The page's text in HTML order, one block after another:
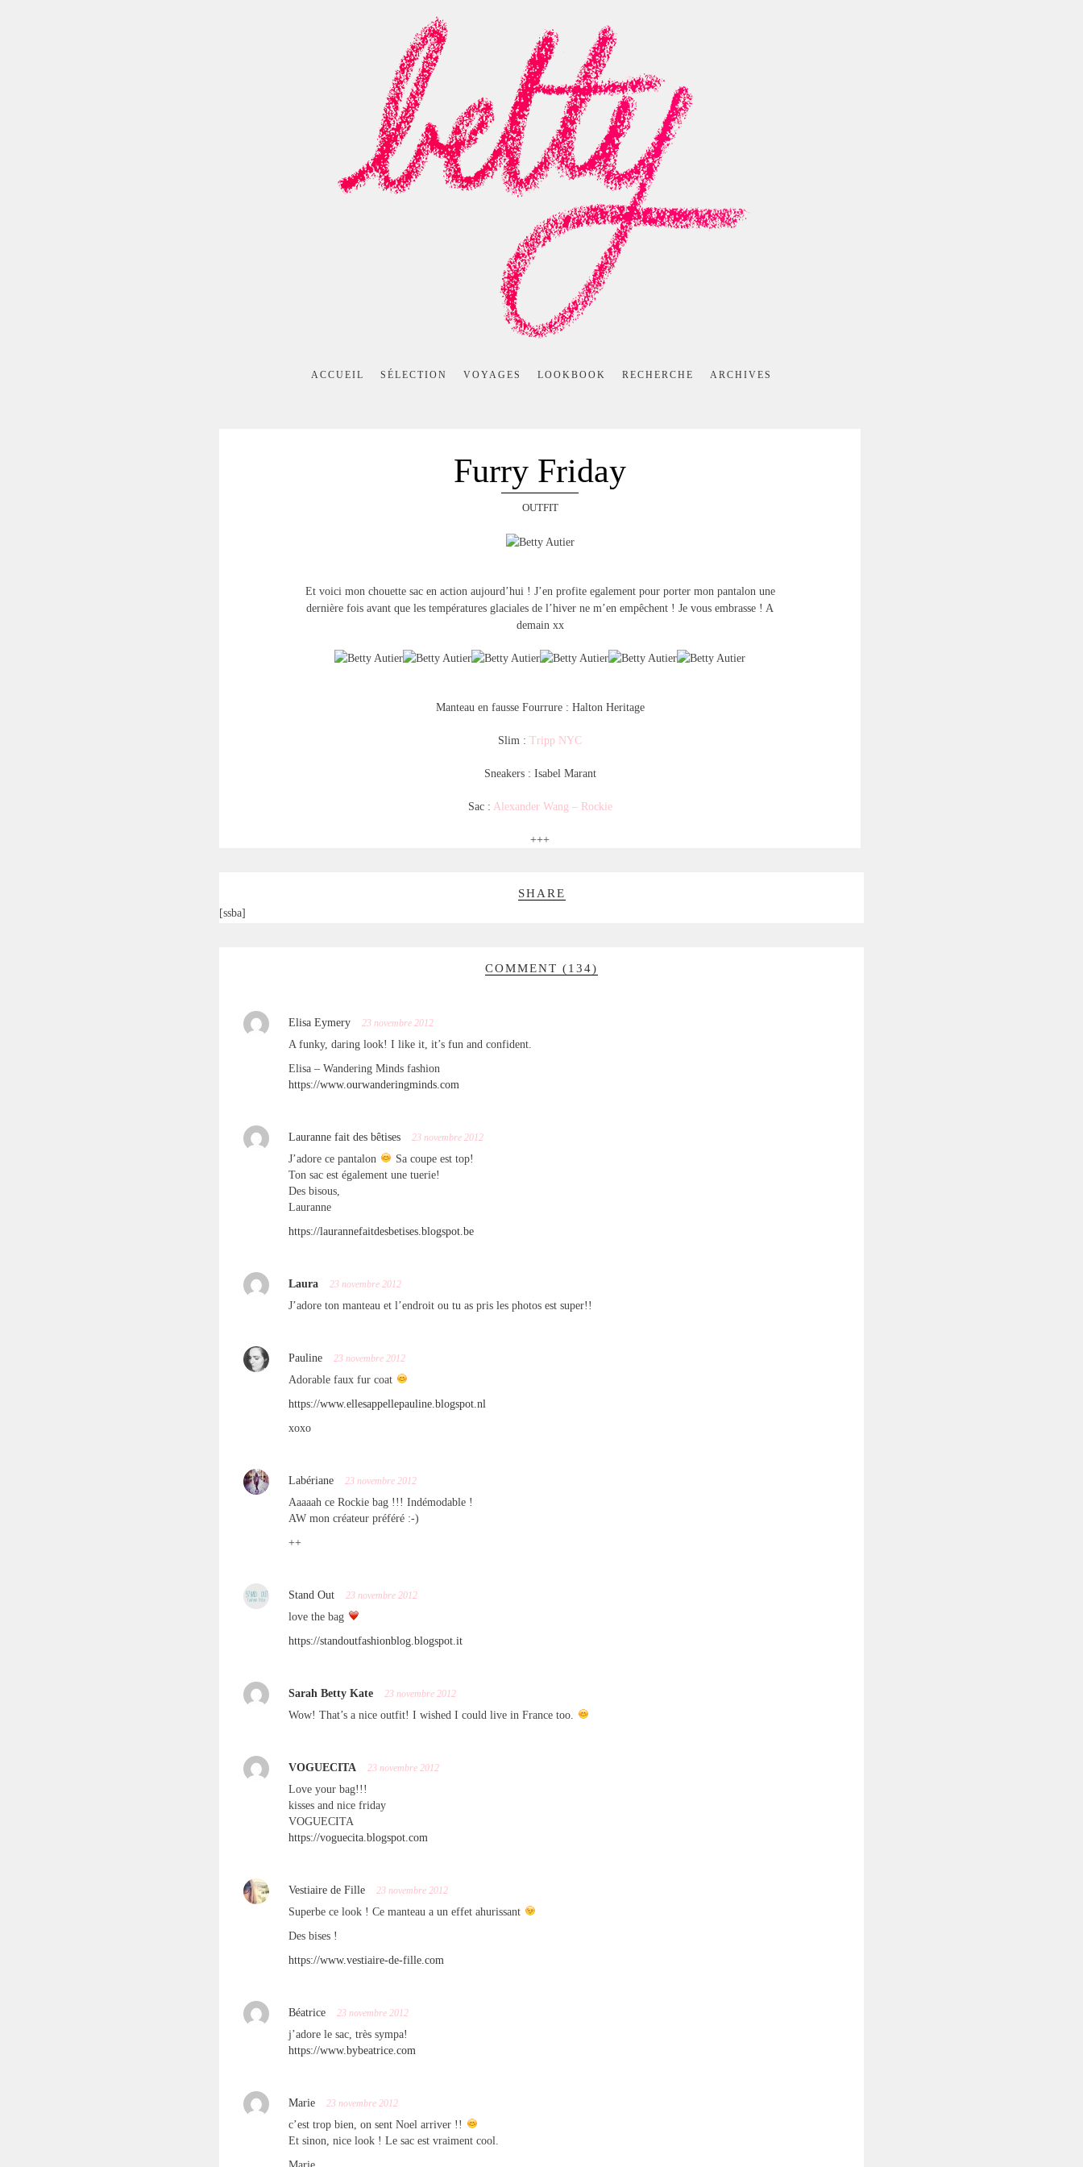
ACCUEIL SÉLECTION VOYAGES LOOKBOOK RECHERCHE ARCHIVES
Furry Friday
OUTFIT
Et voici mon chouette sac en action aujourd’hui ! J’en profite egalement pour porter mon pantalon une
dernière fois avant que les températures glaciales de l’hiver ne m’en empêchent ! Je vous embrasse ! A
demain xx
Manteau en fausse Fourrure : Halton Heritage
Slim : Tripp NYC
Sneakers : Isabel Marant
Sac : Alexander Wang – Rockie
+++
SHARE
[ssba]
COMMENT (134)
Elisa Eymery 23 novembre 2012
A funky, daring look! I like it, it’s fun and confident.
Elisa – Wandering Minds fashion
https://www.ourwanderingminds.com
Lauranne fait des bêtises 23 novembre 2012
J’adore ce pantalon
Sa coupe est top!
Ton sac est également une tuerie!
Des bisous,
Lauranne
https://laurannefaitdesbetises.blogspot.be
Laura 23 novembre 2012
J’adore ton manteau et l’endroit ou tu as pris les photos est super!!
Pauline 23 novembre 2012
Adorable faux fur coat
https://www.ellesappellepauline.blogspot.nl
xoxo
Labériane 23 novembre 2012
Aaaaah ce Rockie bag !!! Indémodable !
AW mon créateur préféré :-)
++
Stand Out 23 novembre 2012
love the bag
https://standoutfashionblog.blogspot.it
Sarah Betty Kate 23 novembre 2012
Wow! That’s a nice outfit! I wished I could live in France too.
VOGUECITA 23 novembre 2012
Love your bag!!!
kisses and nice friday
VOGUECITA
https://voguecita.blogspot.com
Vestiaire de Fille 23 novembre 2012
Superbe ce look ! Ce manteau a un effet ahurissant
Des bises !
https://www.vestiaire-de-fille.com
Béatrice 23 novembre 2012
j’adore le sac, très sympa!
https://www.bybeatrice.com
Marie 23 novembre 2012
c’est trop bien, on sent Noel arriver !!
Et sinon, nice look ! Le sac est vraiment cool.